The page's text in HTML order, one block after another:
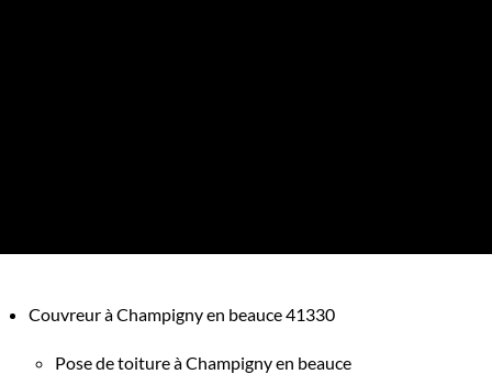
Couvreur à Champigny en beauce 41330
Pose de toiture à Champigny en beauce